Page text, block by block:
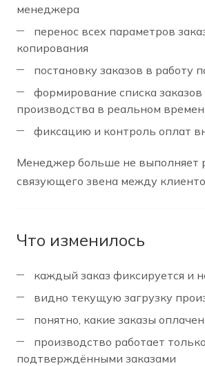
менеджера
перенос всех параметров
копирования
постановку заказов в работу
формирование списка заказов
производства в реальном
фиксацию и контроль оплат
Менеджер больше не выполняет
связующего звена между
Что изменилось
каждый заказ фиксируется и
видно текущую загрузку
понятно, какие заказы
производство работает
подтверждёнными заказами